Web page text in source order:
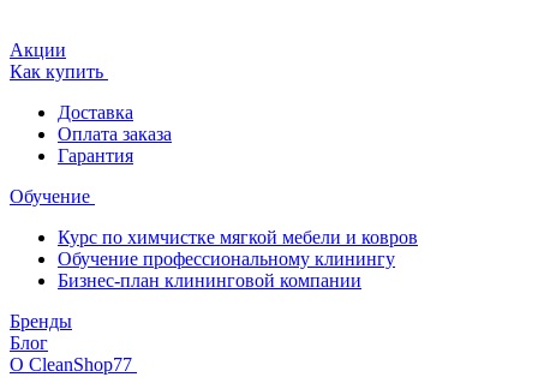
Акции
Как купить
Доставка
Оплата заказа
Гарантия
Обучение
Курс по химчистке мягкой мебели и ковров
Обучение профессиональному клинингу
Бизнес-план клининговой компании
Бренды
Блог
О CleanShop77